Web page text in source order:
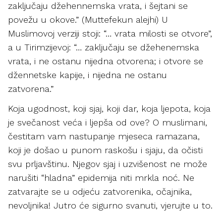
zaključaju džehennemska vrata, i šejtani se
povežu u okove.” (Muttefekun alejhi) U
Muslimovoj verziji stoji: “… vrata milosti se otvore”,
a u Tirimzijevoj: “… zaključaju se džehenemska
vrata, i ne ostanu nijedna otvorena; i otvore se
džennetske kapije, i nijedna ne ostanu
zatvorena.”
Koja ugodnost, koji sjaj, koji dar, koja ljepota, koja
je svečanost veća i ljepša od ove? O muslimani,
čestitam vam nastupanje mjeseca ramazana,
koji je došao u punom raskošu i sjaju, da očisti
svu prljavštinu. Njegov sjaj i uzvišenost ne može
narušiti “hladna” epidemija niti mrkla noć. Ne
zatvarajte se u odjeću zatvorenika, očajnika,
nevoljnika! Jutro će sigurno svanuti, vjerujte u to.